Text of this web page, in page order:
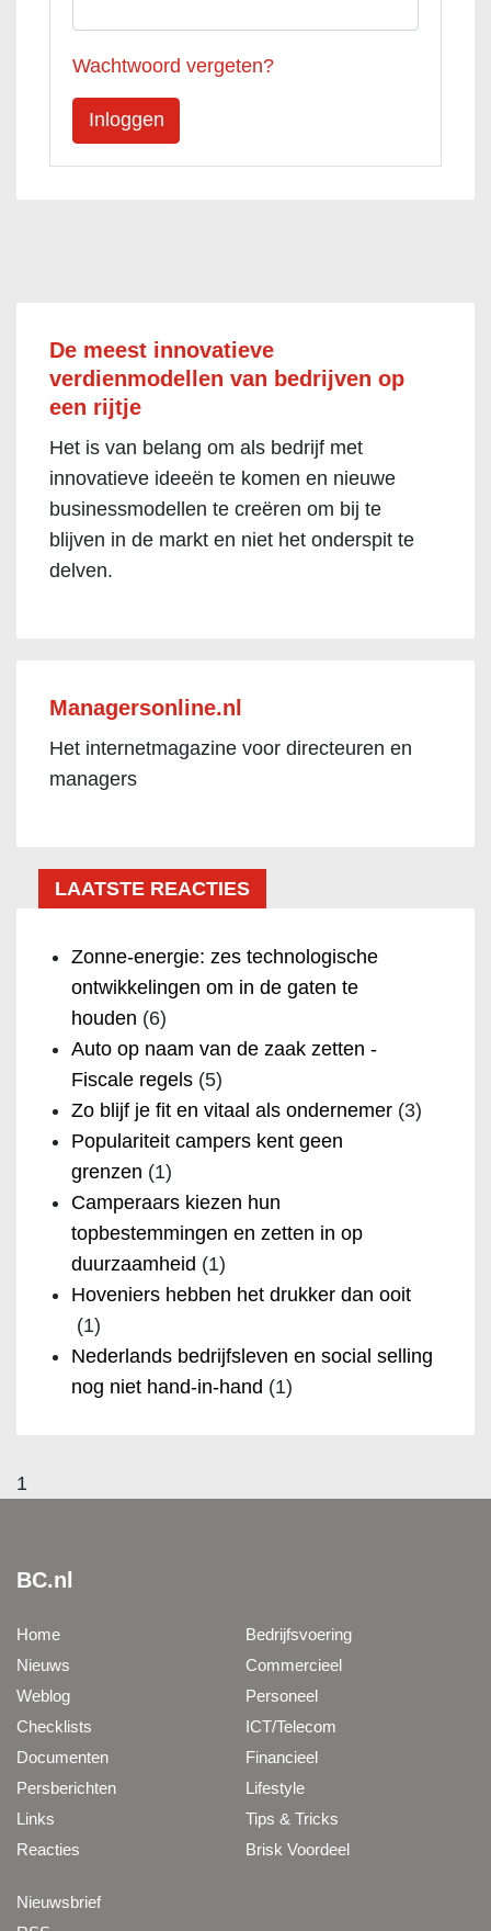
Wachtwoord vergeten?
De meest innovatieve
verdienmodellen van bedrijven op
een rijtje
Het is van belang om als bedrijf met
innovatieve ideeën te komen en nieuwe
businessmodellen te creëren om bij te
blijven in de markt en niet het onderspit te
delven.
Managersonline.nl
Het internetmagazine voor directeuren en
managers
LAATSTE REACTIES
Zonne-energie: zes technologische
ontwikkelingen om in de gaten te
houden (6)
Auto op naam van de zaak zetten -
Fiscale regels (5)
Zo blijf je fit en vitaal als ondernemer (3)
Populariteit campers kent geen
grenzen (1)
Camperaars kiezen hun
topbestemmingen en zetten in op
duurzaamheid (1)
Hoveniers hebben het drukker dan ooit
(1)
Nederlands bedrijfsleven en social selling
nog niet hand-in-hand (1)
1
BC.nl
Home
Nieuws
Weblog
Checklists
Documenten
Persberichten
Links
Reacties
Bedrijfsvoering
Commercieel
Personeel
ICT/Telecom
Financieel
Lifestyle
Tips & Tricks
Brisk Voordeel
Nieuwsbrief